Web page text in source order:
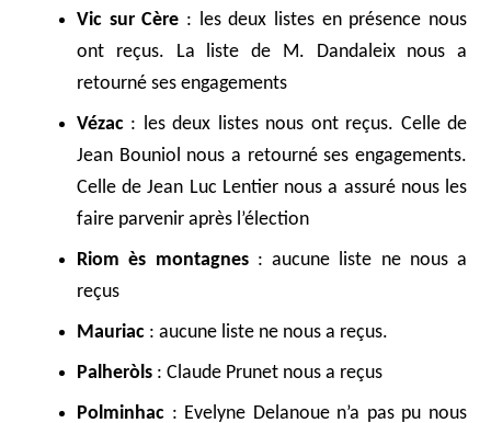
Vic sur Cère : les deux listes en présence nous
ont reçus. La liste de M. Dandaleix nous a
retourné ses engagements
Vézac : les deux listes nous ont reçus. Celle de
Jean Bouniol nous a retourné ses engagements.
Celle de Jean Luc Lentier nous a assuré nous les
faire parvenir après l’élection
Riom ès montagnes: aucune liste ne nous a
reçus
Mauriac : aucune liste ne nous a reçus.
Palheròls : Claude Prunet nous a reçus
Polminhac : Evelyne Delanoue n’a pas pu nous